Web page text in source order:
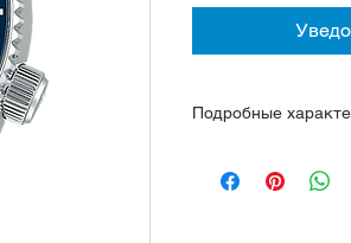
Подробные
авто подзавод,